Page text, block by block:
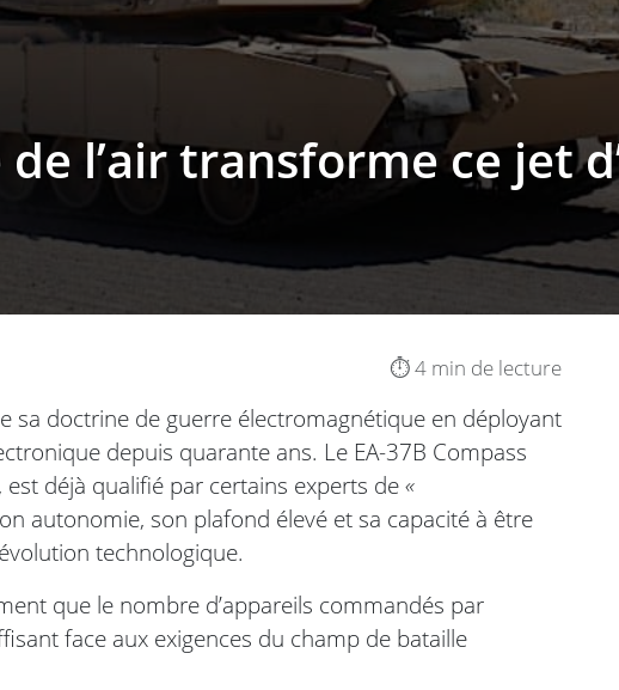
l’air transforme ce jet
⏱️ 4 min de lecture
sa doctrine de guerre électromagnétique en déployant
depuis quarante ans. Le EA-37B Compass
est déjà qualifié par certains experts de«
autonomie, son plafond élevé et sa capacité à être
technologique.
que le nombre d’appareils commandés par
face aux exigences du champ de bataille